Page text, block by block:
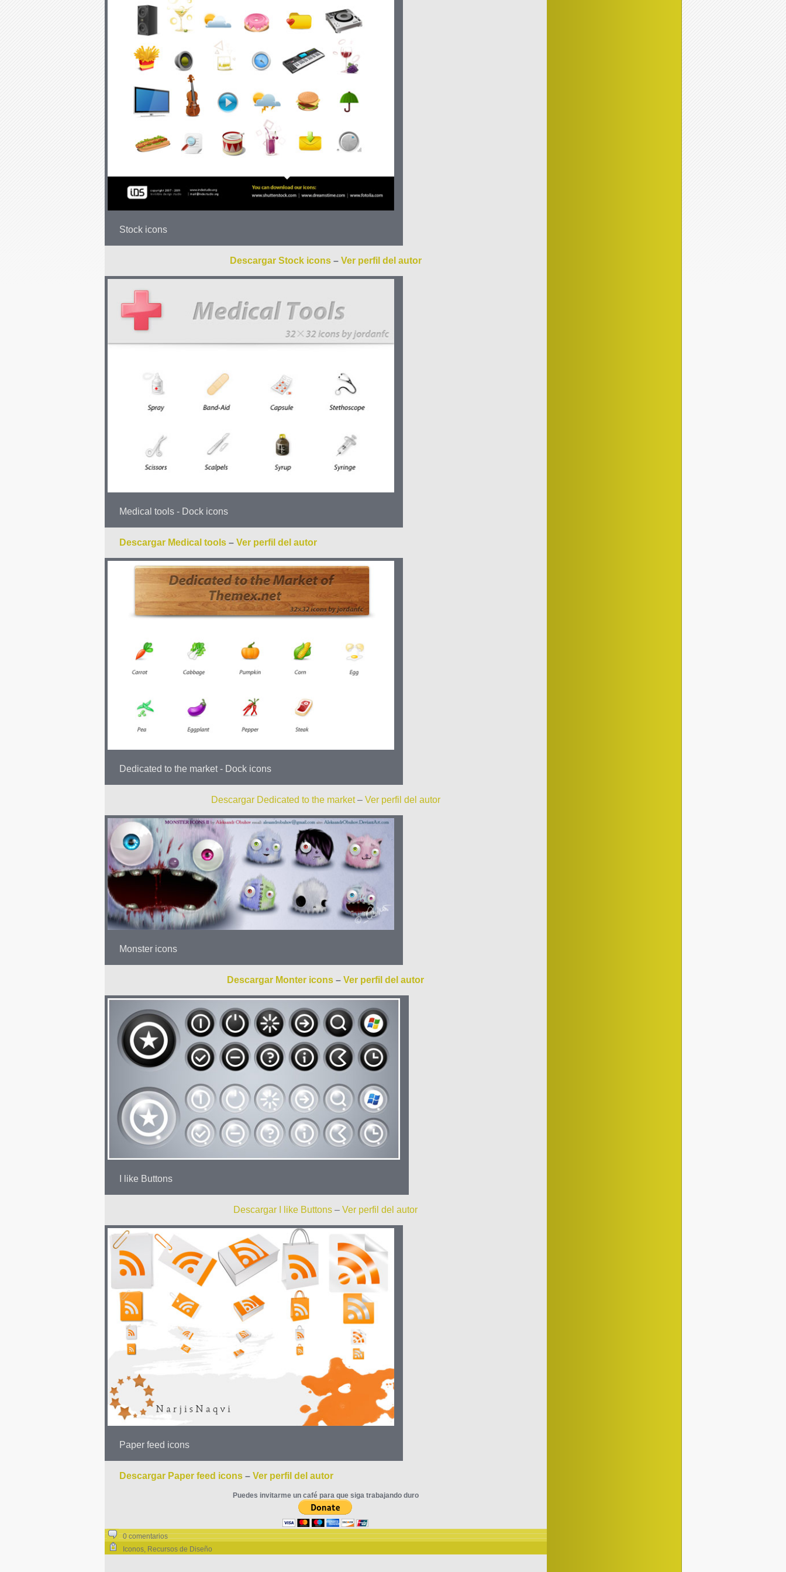
Stock icons
Descargar Stock icons– Ver perfil del autor
Medical tools - Dock icons
Descargar Medical tools– Ver perfil del autor
Dedicated to the market - Dock icons
Descargar Dedicated to the market– Ver perfil del autor
Monster icons
Descargar Monter icons – Ver perfil del autor
I like Buttons
Descargar I like Buttons – Ver perfil del autor
Paper feed icons
Descargar Paper feed icons– Ver perfil del autor
Puedes invitarme un café para que siga trabajando duro
0 comentarios
Iconos, Recursos de Diseño